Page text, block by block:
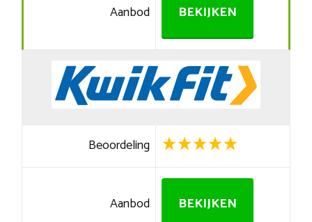
Aanbod BEKIJKEN
Beoordeling
Aanbod BEKIJKEN